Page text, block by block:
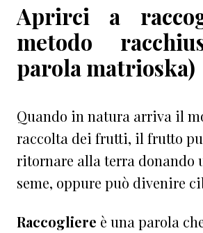
Aprirci a
metodo
parola matrioska)
Quando in natura arriva il
raccolta dei frutti, il frutto
ritornare alla terra donando
seme, oppure può divenire
Raccogliere è una parola